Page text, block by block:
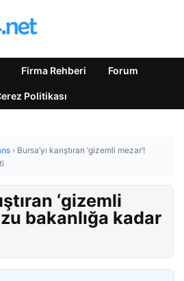
Firma Rehberi Forum
Politikası
› Bursa’yı karıştıran ‘gizemli mezar’!
‘gizemli
bakanlığa kadar